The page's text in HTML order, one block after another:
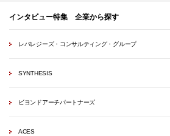
インタビュー特集 企業から探す
レバレジーズ・コンサルティング・グループ
SYNTHESIS
ビヨンドアーチパートナーズ
ACES